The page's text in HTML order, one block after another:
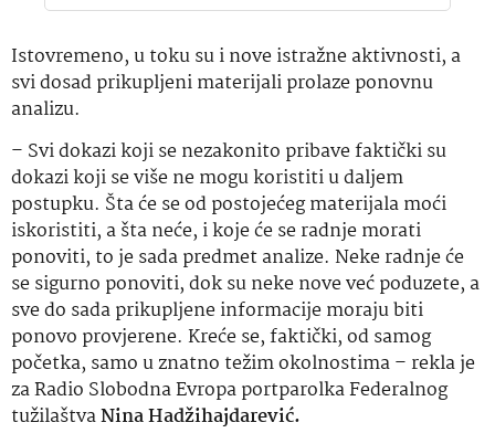
Istovremeno, u toku su i nove istražne aktivnosti, a
svi dosad prikupljeni materijali prolaze ponovnu
analizu.
– Svi dokazi koji se nezakonito pribave faktički su
dokazi koji se više ne mogu koristiti u daljem
postupku. Šta će se od postojećeg materijala moći
iskoristiti, a šta neće, i koje će se radnje morati
ponoviti, to je sada predmet analize. Neke radnje će
se sigurno ponoviti, dok su neke nove već poduzete, a
sve do sada prikupljene informacije moraju biti
ponovo provjerene. Kreće se, faktički, od samog
početka, samo u znatno težim okolnostima – rekla je
za Radio Slobodna Evropa portparolka Federalnog
tužilaštvaNina Hadžihajdarević.